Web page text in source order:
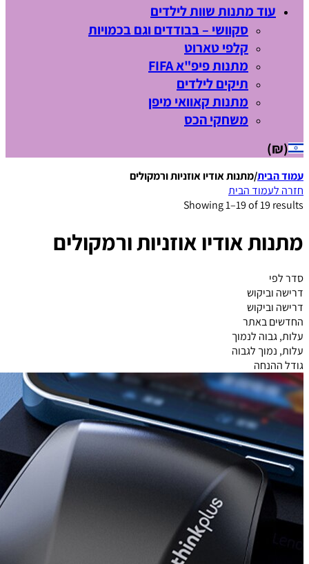
עוד מתנות שוות לילדים
סקוושי – בבודדים וגם בכמויות
קלפי טארוט
מתנות פיפ"א FIFA
תיקים לילדים
מתנות קאוואי מיפן
משחקי הכס
(₪)
עמוד הבית/מתנות אודיו אוזניות ורמקולים
חזרה לעמוד הבית
Showing 1–19 of 19 results
מתנות אודיו אוזניות ורמקולים
סדר לפי
דרישה וביקוש
דרישה וביקוש
החדשים באתר
עלות, גבוה לנמוך
עלות, נמוך לגבוה
גודל ההנחה